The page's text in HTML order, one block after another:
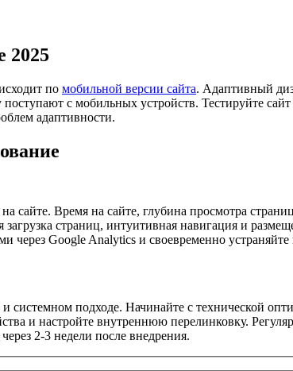
2025
по мобильной версии сайта. Адаптивный
с мобильных устройств. Тестируйте
адаптивности.
Время на сайте, глубина просмотра
загрузка страниц, интуитивная навигация и
через Google Analytics и своевременно
системном подходе. Начинайте с технической
и настройте внутреннюю перелинковку.
2-3 недели после внедрения.